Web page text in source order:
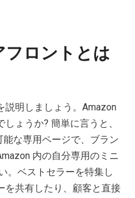
ロントとは
説明しましょう。Amazon
ょうか? 簡単に言うと、
な専用ページで、ブラン
内の自分専用のミニ
。ベストセラーを特集し
を共有したり、顧客と直接